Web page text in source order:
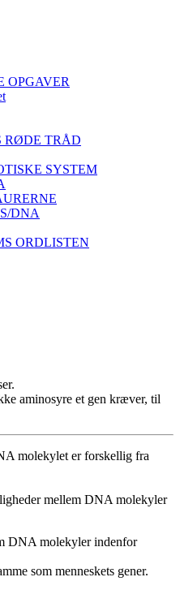
OPGAVER
RØDE TRÅD
SYSTEM
DNA
ORDLISTEN
aminosyre et gen kræver, til
molekylet er forskellig fra
mellem DNA molekyler
DNA molekyler indenfor
som menneskets gener.